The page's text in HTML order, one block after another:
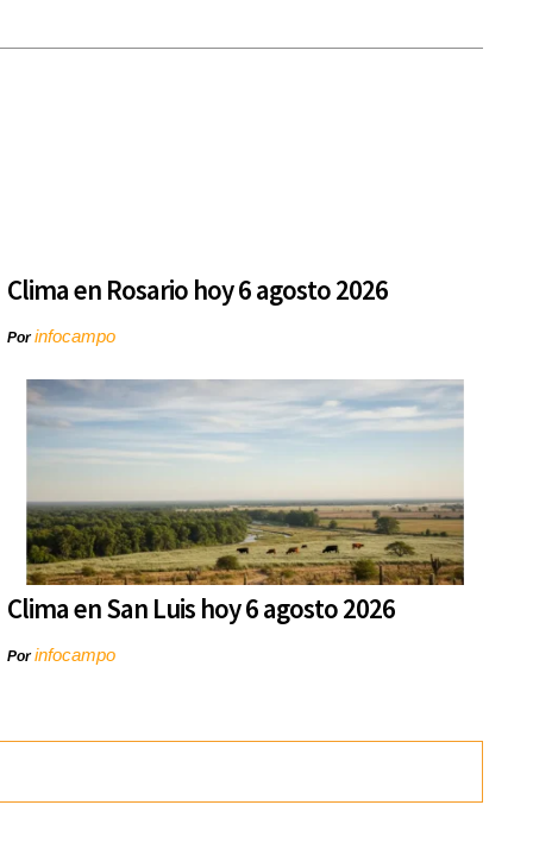
Clima en Rosario hoy 6 agosto 2026
Porinfocampo
Clima en San Luis hoy 6 agosto 2026
Porinfocampo